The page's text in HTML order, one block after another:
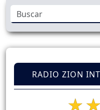
RADIO ZION